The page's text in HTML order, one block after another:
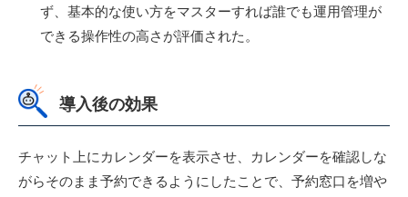
ず、基本的な使い方をマスターすれば誰でも運用管理が
できる操作性の高さが評価された。
導入後の効果
チャット上にカレンダーを表示させ、カレンダーを確認しな
がらそのまま予約できるようにしたことで、予約窓口を増や